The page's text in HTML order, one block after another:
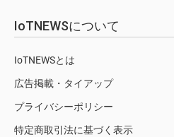
IoTNEWSについて
IoTNEWSとは
広告掲載・タイアップ
プライバシーポリシー
特定商取引法に基づく表示